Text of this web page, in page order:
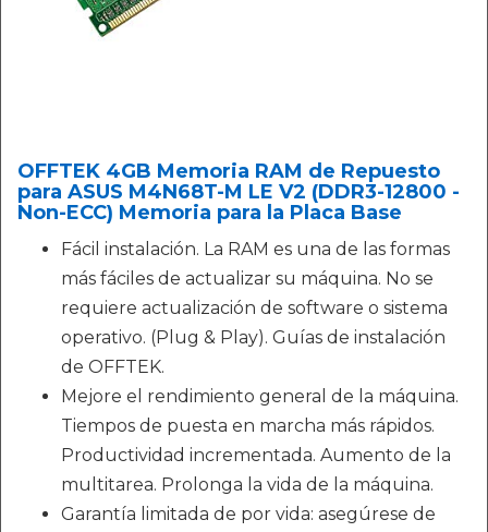
OFFTEK 4GB Memoria RAM de Repuesto
para ASUS M4N68T-M LE V2 (DDR3-12800 -
Non-ECC) Memoria para la Placa Base
Fácil instalación. La RAM es una de las formas
más fáciles de actualizar su máquina. No se
requiere actualización de software o sistema
operativo. (Plug & Play). Guías de instalación
de OFFTEK.
Mejore el rendimiento general de la máquina.
Tiempos de puesta en marcha más rápidos.
Productividad incrementada. Aumento de la
multitarea. Prolonga la vida de la máquina.
Garantía limitada de por vida: asegúrese de